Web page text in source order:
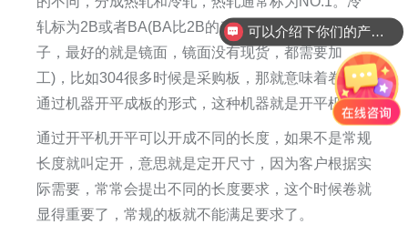
轧标为2B或者BA(BA比2B的表面好、要亮，接近镜
子，最好的就是镜面，镜面没有现货，都需要加
工)，比如304很多时候是采购板，那就意味着卷必须
通过机器开平成板的形式，这种机器就是开平机。
通过开平机开平可以开成不同的长度，如果不是常规
长度就叫定开，意思就是定开尺寸，因为客户根据实
际需要，常常会提出不同的长度要求，这个时候卷就
显得重要了，常规的板就不能满足要求了。
可以介绍下你们的产品么